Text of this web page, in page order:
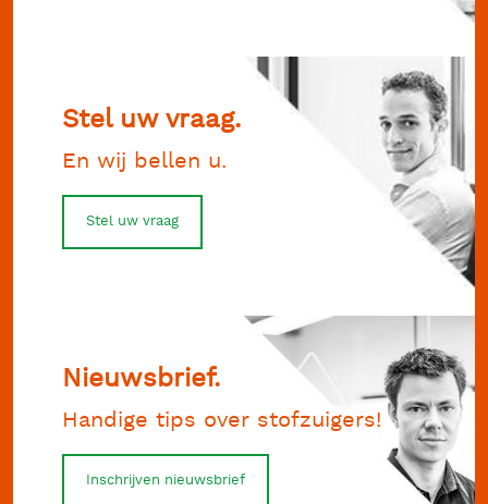
Stel uw vraag.
En wij bellen u.
Stel uw vraag
Nieuwsbrief.
Handige tips over stofzuigers!
Inschrijven nieuwsbrief